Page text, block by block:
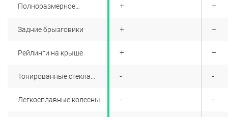
Полноразмерное
Задние брызговики
Рейлинги на крыше
Тонированные стекла
Легкосплавные колесные
+
+
+
+
+
+
+
+
-
-
+
+
+
-
-